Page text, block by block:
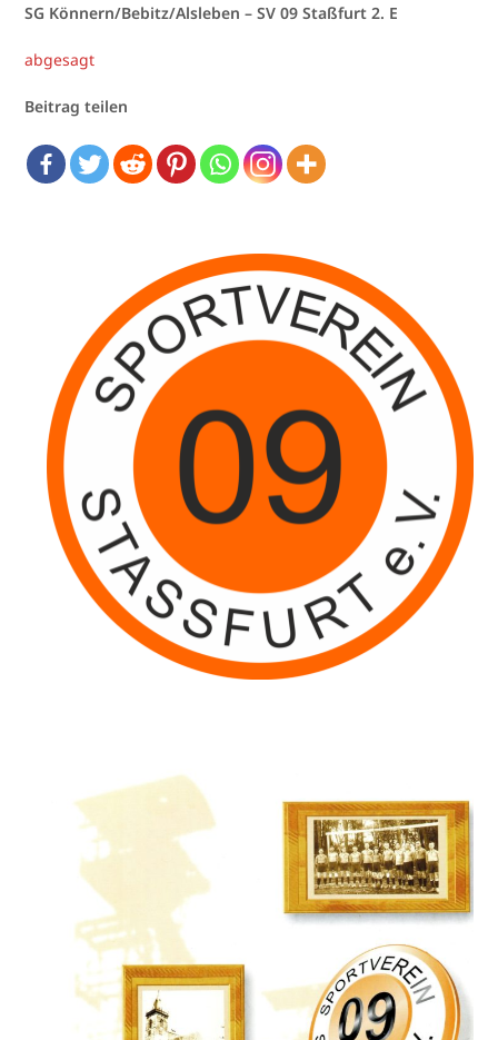
SG Könnern/Bebitz/Alsleben – SV 09 Staßfurt 2. E
abgesagt
Beitrag teilen